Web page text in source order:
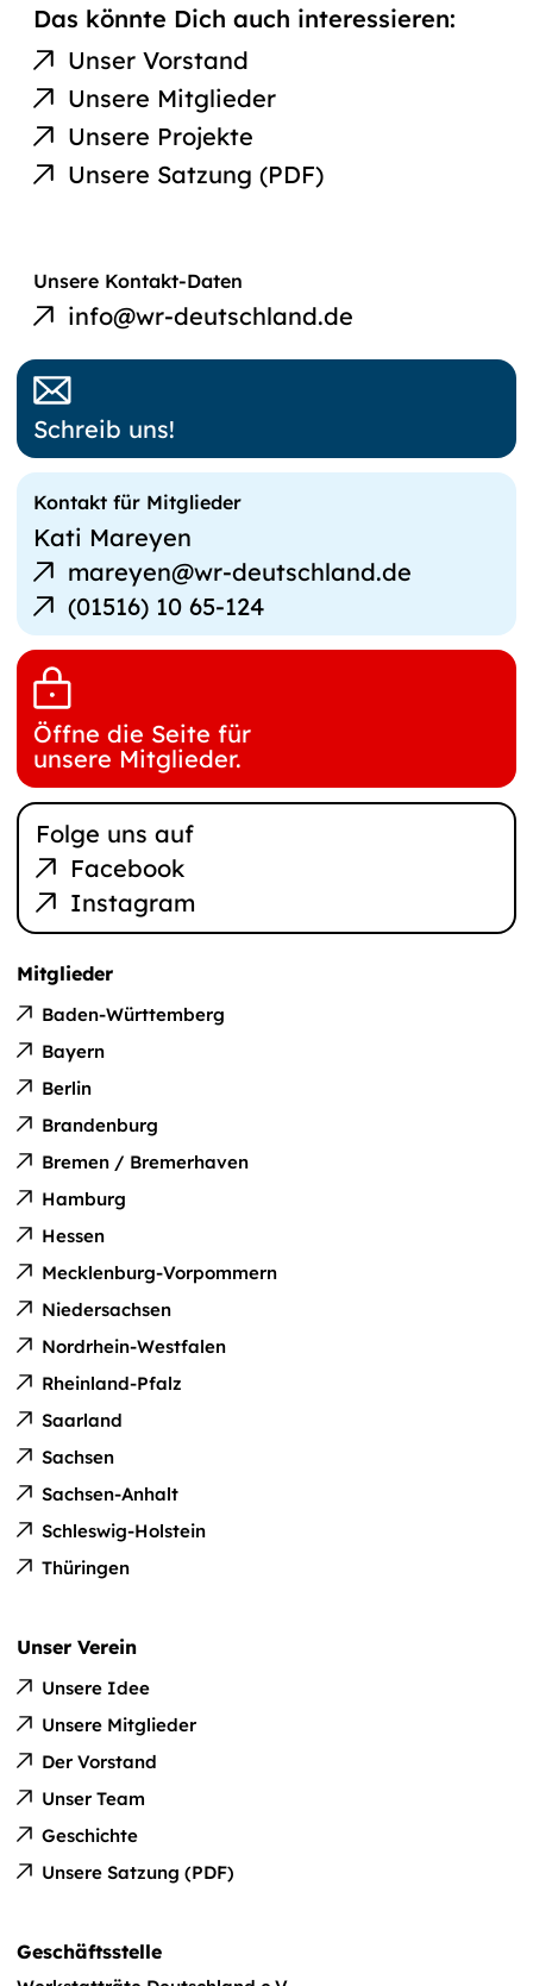
Das könnte Dich auch interessieren:
Unser Vorstand
Unsere Mitglieder
Unsere Projekte
Unsere Satzung (PDF)
Unsere Kontakt-Daten
info@wr-deutschland.de
E-Mail an
Werkstatträte
Deutschland
Schreib uns!
Kontakt für Mitglieder
Kati Mareyen
mareyen@wr-deutschland.de
E-Mail
schreiben
(01516) 10 65-124
Telefonnummer
Öffne die Seite für
unsere Mitglieder.
Folge uns auf
Facebook
Instagram
Mitglieder
Baden-Württemberg
Bayern
Berlin
Brandenburg
Bremen / Bremerhaven
Hamburg
Hessen
Mecklenburg-Vorpommern
Niedersachsen
Nordrhein-Westfalen
Rheinland-Pfalz
Saarland
Sachsen
Sachsen-Anhalt
Schleswig-Holstein
Thüringen
Unser Verein
Unsere Idee
Unsere Mitglieder
Der Vorstand
Unser Team
Geschichte
Unsere Satzung (PDF)
Geschäftsstelle